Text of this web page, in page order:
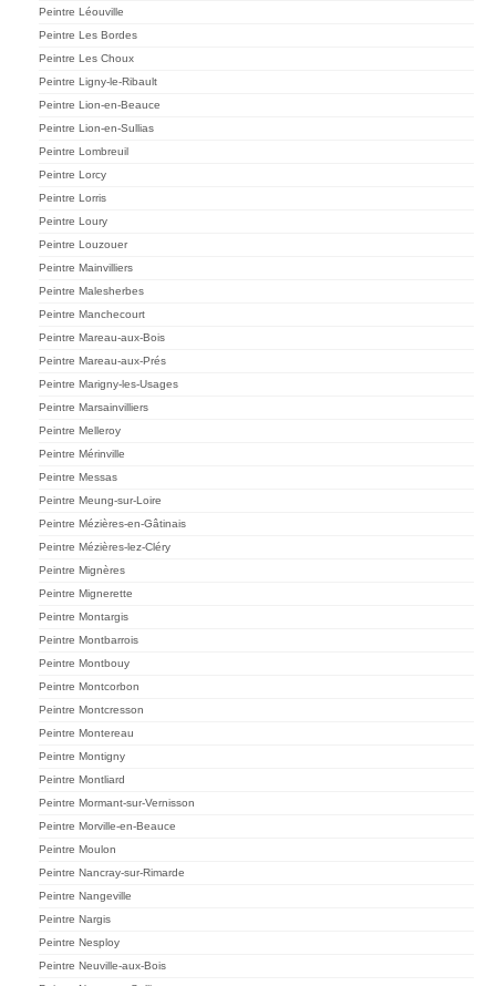
Peintre Léouville
Peintre Les Bordes
Peintre Les Choux
Peintre Ligny-le-Ribault
Peintre Lion-en-Beauce
Peintre Lion-en-Sullias
Peintre Lombreuil
Peintre Lorcy
Peintre Lorris
Peintre Loury
Peintre Louzouer
Peintre Mainvilliers
Peintre Malesherbes
Peintre Manchecourt
Peintre Mareau-aux-Bois
Peintre Mareau-aux-Prés
Peintre Marigny-les-Usages
Peintre Marsainvilliers
Peintre Melleroy
Peintre Mérinville
Peintre Messas
Peintre Meung-sur-Loire
Peintre Mézières-en-Gâtinais
Peintre Mézières-lez-Cléry
Peintre Mignères
Peintre Mignerette
Peintre Montargis
Peintre Montbarrois
Peintre Montbouy
Peintre Montcorbon
Peintre Montcresson
Peintre Montereau
Peintre Montigny
Peintre Montliard
Peintre Mormant-sur-Vernisson
Peintre Morville-en-Beauce
Peintre Moulon
Peintre Nancray-sur-Rimarde
Peintre Nangeville
Peintre Nargis
Peintre Nesploy
Peintre Neuville-aux-Bois